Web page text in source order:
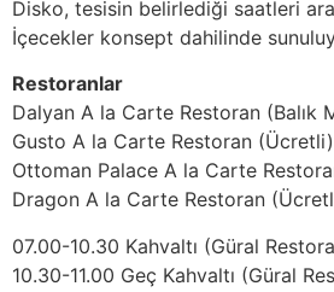
Disko, tesisin belirlediği saatleri
İçecekler konsept dahilinde
Restoranlar
Dalyan A la Carte Restoran (Balık
Gusto A la Carte Restoran (Ücretli)
Ottoman Palace A la Carte
Dragon A la Carte Restoran
07.00-10.30 Kahvaltı (Güral
10.30-11.00 Geç Kahvaltı (Güral